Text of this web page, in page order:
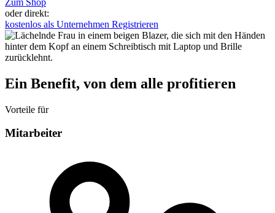
oder direkt:
kostenlos als Unternehmen Registrieren
Ein Benefit, von dem alle profitieren
Vorteile für
Mitarbeiter